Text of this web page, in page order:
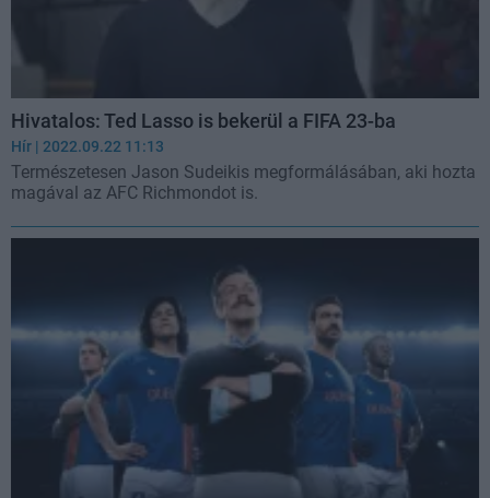
Hivatalos: Ted Lasso is bekerül a FIFA 23-ba
Hír | 2022.09.22 11:13
Természetesen Jason Sudeikis megformálásában, aki hozta
magával az AFC Richmondot is.